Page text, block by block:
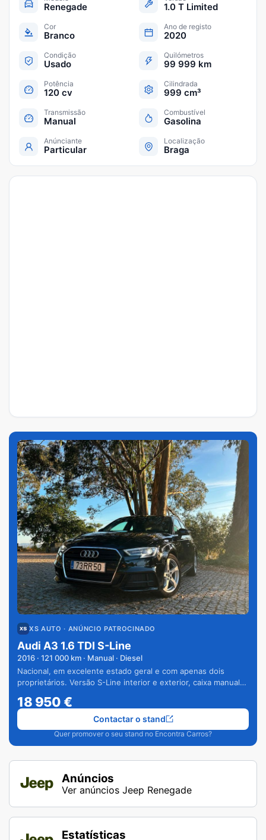
Renegade 1.0 T Limited
Cor
Branco
Ano de registo
2020
Condição
Usado
Quilómetros
99 999 km
Potência
120 cv
Cilindrada
999 cm³
Transmissão
Manual
Combustível
Gasolina
Anúnciante
Particular
Localização
Braga
XS AUTO · ANÚNCIO PATROCINADO
Audi A3 1.6 TDI S-Line
2016 · 121 000 km · Manual · Diesel
Nacional, em excelente estado geral e com apenas dois
proprietários. Versão S-Line interior e exterior, caixa manual
18 950€
Quer promover o seu stand no Encontra Carros?
Contactar o stand
Anúncios
Ver anúncios Jeep Renegade
Estatísticas